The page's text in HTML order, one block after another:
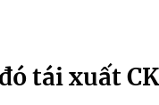
tái xuất